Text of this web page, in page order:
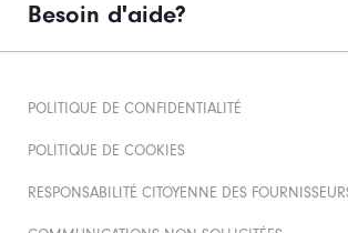
Besoin d'aide?
POLITIQUE DE CONFIDENTIALITÉ
POLITIQUE DE COOKIES
RESPONSABILITÉ CITOYENNE DES